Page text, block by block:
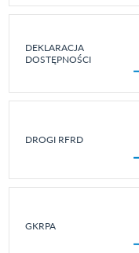
DEKLARACJA
DOSTĘPNOŚCI
DROGI RFRD
GKRPA